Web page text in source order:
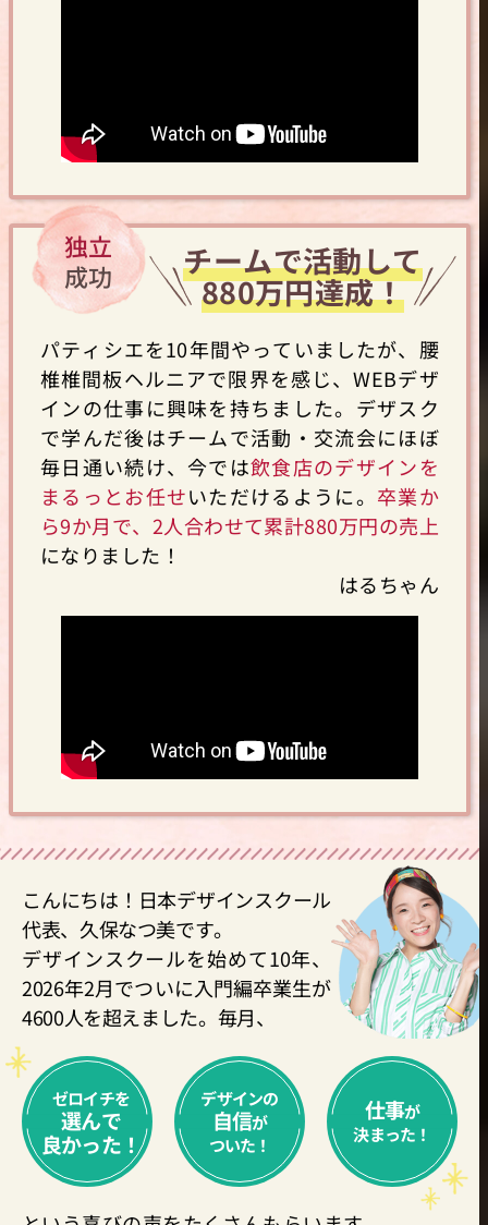
チームで活動して
880万円達成！
独立
成功
パティシエを10年間やっていましたが、腰
椎椎間板ヘルニアで限界を感じ、WEBデザ
インの仕事に興味を持ちました。デザスク
で学んだ後はチームで活動・交流会にほぼ
毎日通い続け、今では飲食店のデザインを
まるっとお任せいただけるように。 卒業か
ら9か月で、2人合わせて累計880万円の売上
になりました！
はるちゃん
こんにちは！日本デザインスクール
代表、久保なつ美です。
デザインスクールを始めて10年、
2026年2月でついに入門編卒業生が
4600人を超えました。毎月、
ゼロイチを
選んで
良かった！
デザインの
自信が
ついた！
仕事が
決まった！